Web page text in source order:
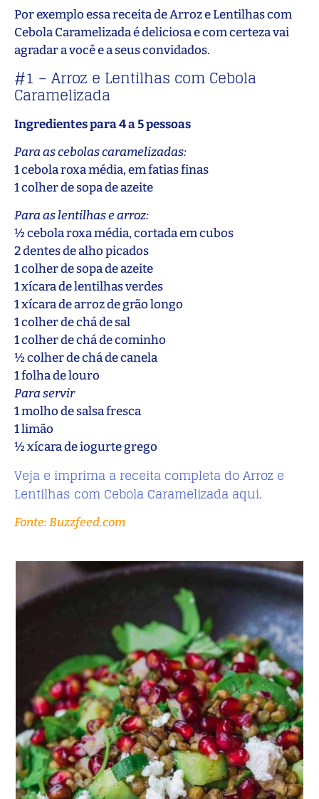
Por exemplo essa receita de Arroz e Lentilhas ​​com
Cebola Caramelizada é deliciosa e com certeza vai
agradar a você e a seus convidados.
#1 – Arroz e Lentilhas ​​com Cebola
Caramelizada
Ingredientes para 4 a 5 pessoas
Para as cebolas caramelizadas:
1 cebola roxa média, em fatias finas
1 colher de sopa de azeite
Para as lentilhas e arroz:
½ cebola roxa média, cortada em cubos
2 dentes de alho picados
1 colher de sopa de azeite
1 xícara de lentilhas verdes
1 xícara de arroz de grão longo
1 colher de chá de sal
1 colher de chá de cominho
½ colher de chá de canela
1 folha de louro
Para servir
1 molho de salsa fresca
1 limão
½ xícara de iogurte grego
Veja e imprima a receita completa do Arroz e
Lentilhas com Cebola Caramelizada aqui.
Fonte: Buzzfeed.com